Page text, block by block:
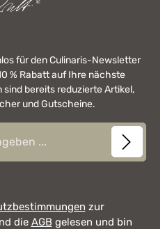
für den Culinaris-Newsletter
% Rabatt auf Ihre nächste
sind bereits reduzierte Artikel,
und Gutscheine.
zur
die AGB gelesen und bin